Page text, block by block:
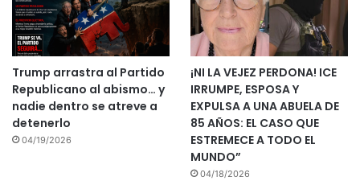
Trump arrastra al Partido
Republicano al abismo… y
nadie dentro se atreve a
detenerlo
04/19/2026
¡NI LA VEJEZ PERDONA! ICE
IRRUMPE, ESPOSA Y
EXPULSA A UNA ABUELA DE
85 AÑOS: EL CASO QUE
ESTREMECE A TODO EL
MUNDO”
04/18/2026